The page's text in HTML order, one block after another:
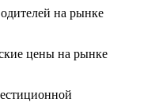
на рынке
цены на рынке